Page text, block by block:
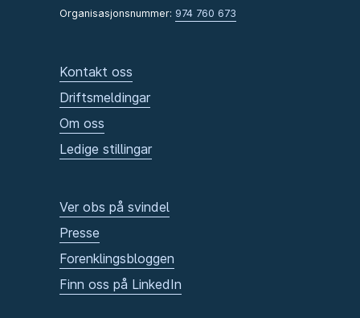
Organisasjonsnummer: 974 760 673
Kontakt oss
Driftsmeldingar
Om oss
Ledige stillingar
Ver obs på svindel
Presse
Forenklingsbloggen
Finn oss på LinkedIn